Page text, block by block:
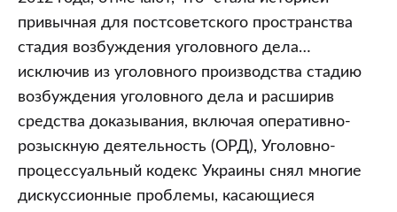
привычная для постсоветского пространства
стадия возбуждения уголовного дела…
исключив из уголовного производства стадию
возбуждения уголовного дела и расширив
средства доказывания, включая оперативно-
розыскную деятельность (ОРД), Уголовно-
процессуальный кодекс Украины снял многие
дискуссионные проблемы, касающиеся